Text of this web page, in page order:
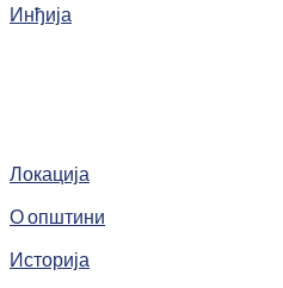
Инђија
Локација
О општини
Историја